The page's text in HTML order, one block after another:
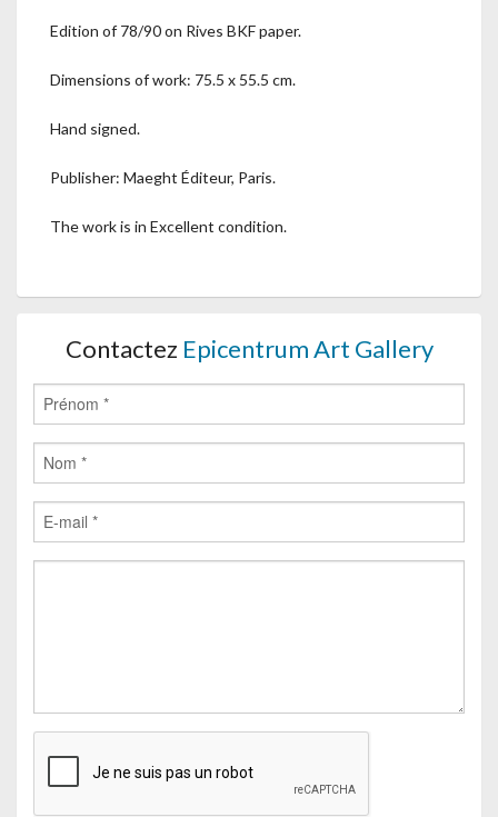
Edition of 78/90 on Rives BKF paper.
Dimensions of work: 75.5 x 55.5 cm.
Hand signed.
Publisher: Maeght Éditeur, Paris.
The work is in Excellent condition.
Contactez Epicentrum Art Gallery